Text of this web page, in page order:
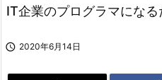
IT企業のプログラマになる
 2020年6月14日